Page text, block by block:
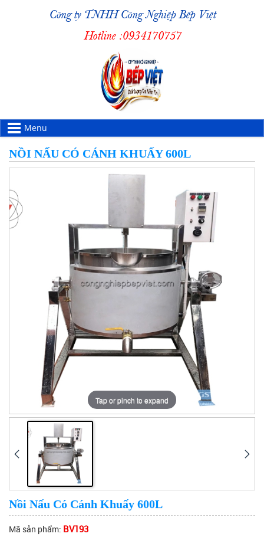
Công ty TNHH Công Nghiệp Bếp Việt
Hotline :0934170757
Menu
NỒI NẤU CÓ CÁNH KHUẤY 600L
Tap or pinch to expand
Nồi Nấu Có Cánh Khuấy 600L
Mã sản phẩm: BV193